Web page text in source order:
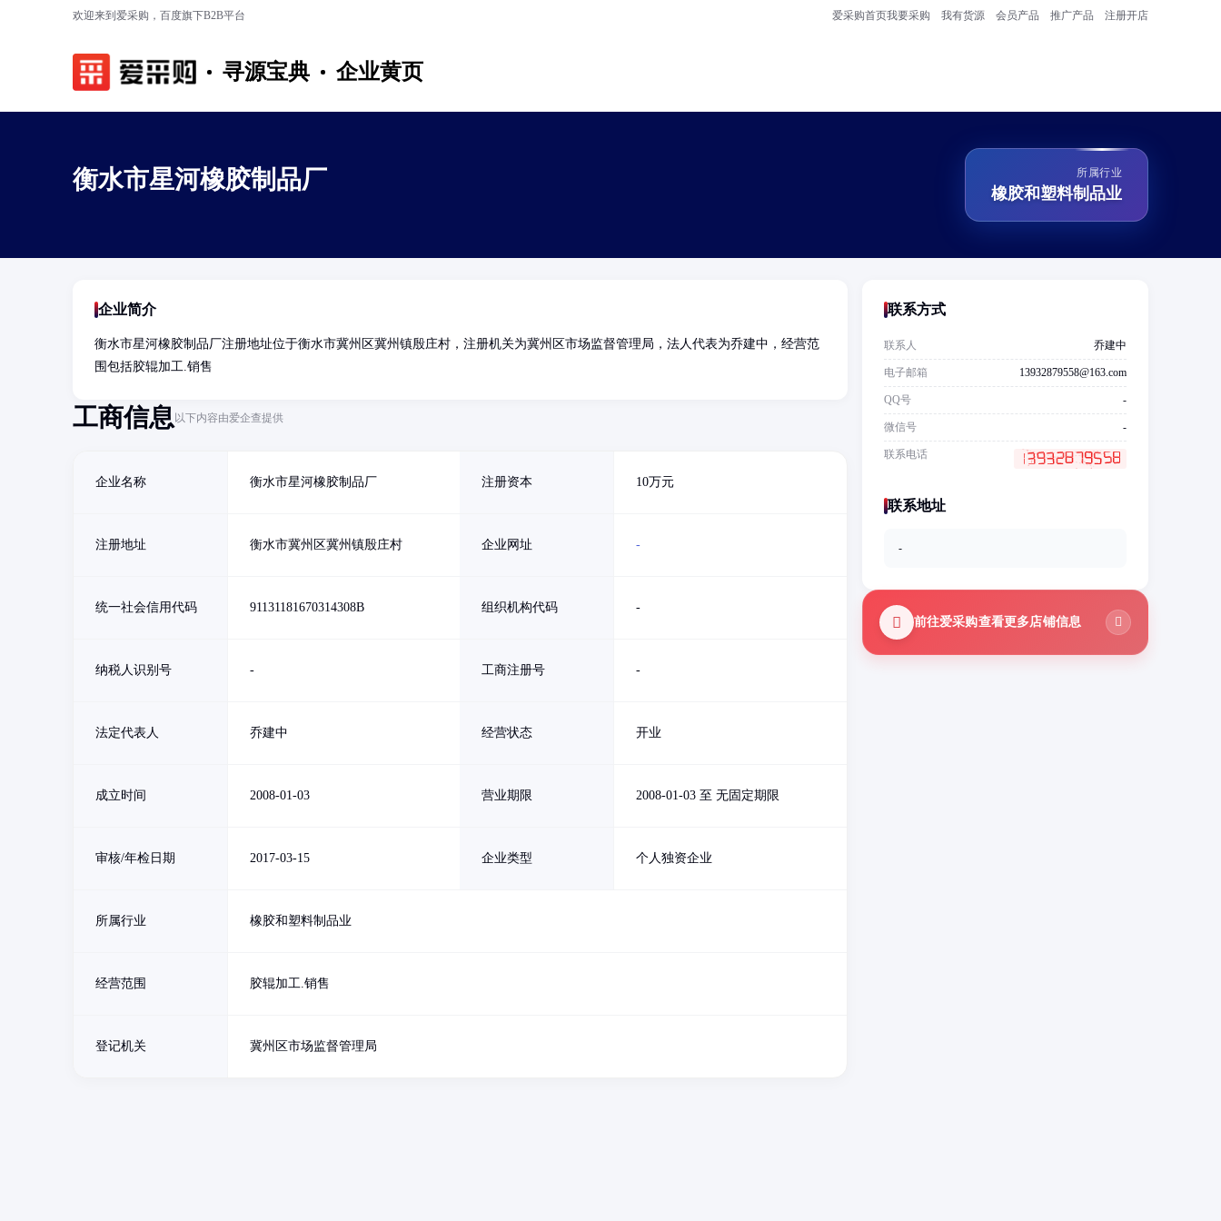
欢迎来到爱采购，百度旗下B2B平台 爱采购首页我要采购 我有货源 会员产品 推广产品 注册开店
寻源宝典 企业黄页
衡水市星河橡胶制品厂 所属行业
橡胶和塑料制品业
企业简介
衡水市星河橡胶制品厂注册地址位于衡水市冀州区冀州镇殷庄村，注册机关为冀州区市场监督管理局，法人代表为乔建中，经营范
围包括胶辊加工.销售
工商信息以下内容由爱企查提供
企业名称 衡水市星河橡胶制品厂 注册资本 10万元
注册地址 衡水市冀州区冀州镇殷庄村 企业网址 -
统一社会信用代码 91131181670314308B 组织机构代码 -
纳税人识别号 - 工商注册号 -
法定代表人 乔建中 经营状态 开业
成立时间 2008-01-03 营业期限 2008-01-03 至 无固定期限
审核/年检日期 2017-03-15 企业类型 个人独资企业
所属行业 橡胶和塑料制品业
经营范围 胶辊加工.销售
登记机关 冀州区市场监督管理局
联系方式
联系人 乔建中
电子邮箱 13932879558@163.com
QQ号 -
微信号 -
联系电话
联系地址
-
前往爱采购查看更多店铺信息